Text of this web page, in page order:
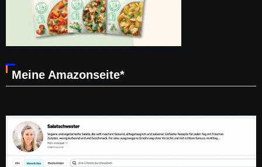
Meine Amazonseite*